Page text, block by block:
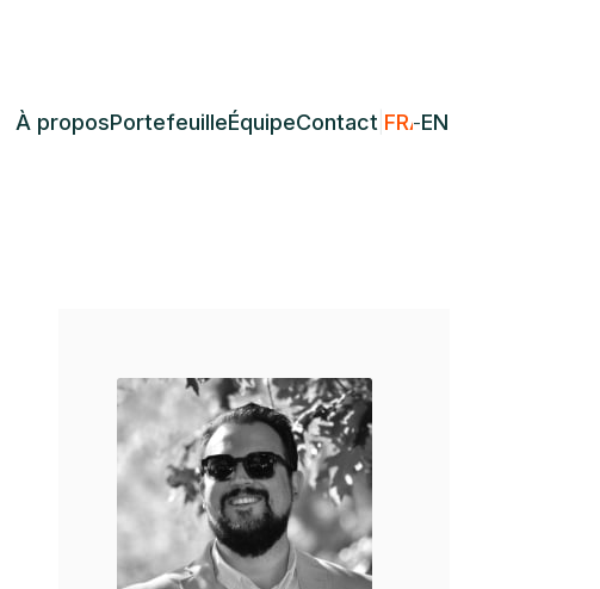
À proposPortefeuilleÉquipeContact FRANÇAIS
-ENGLISH